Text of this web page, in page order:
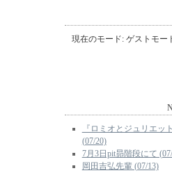
現在のモード: ゲストモー
『ロミオとジュリエッ
(07/20)
7月3日pit昴階段にて
岡田吉弘先輩 (07/13)